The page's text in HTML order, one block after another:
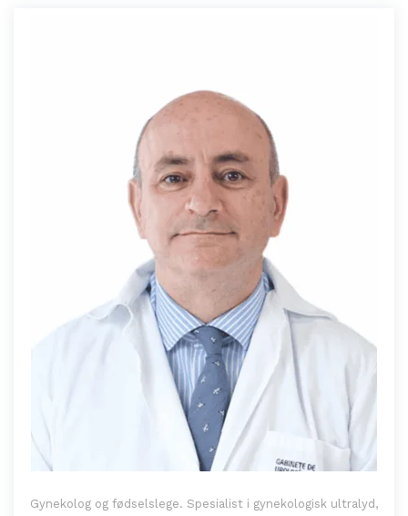
Gynekolog og fødselslege. Spesialist i gynekologisk ultralyd,